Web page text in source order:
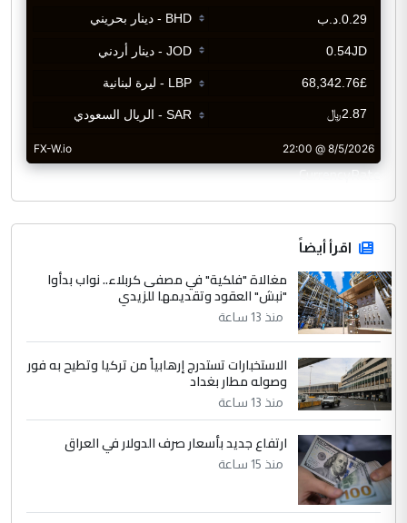
CurrencyRate
اقرأ أيضاً
مغالاة "فلكية" في مصفى كربلاء.. نواب بدأوا
"نبش" العقود وتقديمها للزيدي
منذ 13 ساعة
الاستخبارات تستدرج إرهابياً من تركيا وتطيح به فور
وصوله مطار بغداد
منذ 13 ساعة
ارتفاع جديد بأسعار صرف الدولار في العراق
منذ 15 ساعة